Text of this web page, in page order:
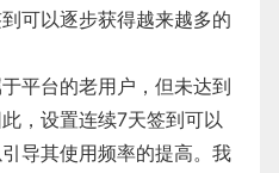
可以逐步获得越来越多的
平台的老用户，但未达到
，设置连续7天签到可以
导其使用频率的提高。我